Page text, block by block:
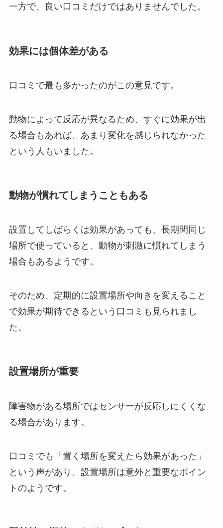
一方で、良い口コミだけではありませんでした。
効果には個体差がある
口コミで最も多かったのがこの意見です。
動物によって反応が異なるため、すぐに効果が出
る場合もあれば、あまり変化を感じられなかった
という人もいました。
動物が慣れてしまうこともある
設置してしばらくは効果があっても、長期間同じ
場所で使っていると、動物が刺激に慣れてしまう
場合もあるようです。
そのため、定期的に設置場所や向きを変えること
で効果が期待できるという口コミも見られまし
た。
設置場所が重要
障害物がある場所ではセンサーが反応しにくくな
る場合があります。
口コミでも「置く場所を変えたら効果があった」
という声があり、設置場所は意外と重要なポイン
トのようです。